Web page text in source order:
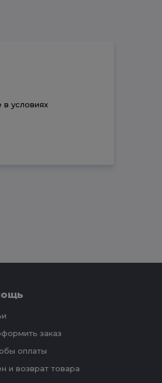
условиях
заказ
оплаты
и возврат товара